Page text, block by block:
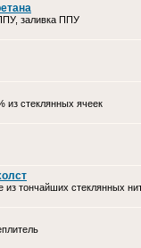
заливка ППУ
из стеклянных ячеек
из тончайших стеклянных